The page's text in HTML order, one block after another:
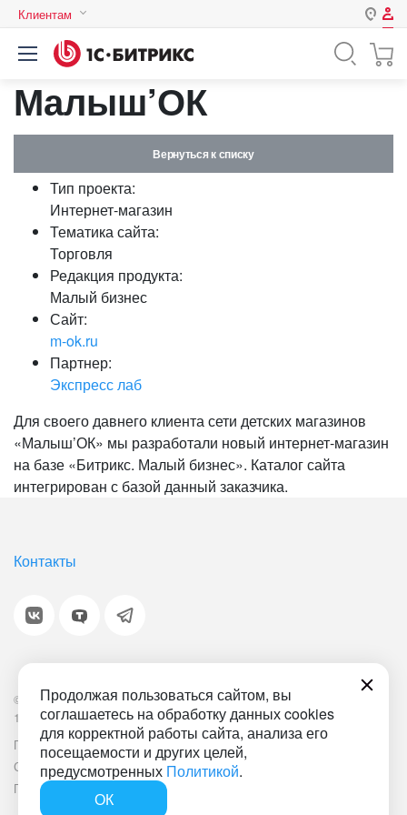
Продолжая пользоваться сайтом, вы
соглашаетесь на обработку данных cookies
для корректной работы сайта, анализа его
посещаемости и других целей,
предусмотренных Политикой.
ОК
Клиентам
Авторизация
Нет аккаунта?
Логин
Пароль
Забыли свой пароль?
Малыш’ОК
Вернуться к списку
Тип проекта:
Интернет-магазин
Тематика сайта:
Торговля
Редакция продукта:
Малый бизнес
Сайт:
m-ok.ru
Партнер:
Экспресс лаб
Для своего давнего клиента сети детских магазинов
«Малыш’ОК» мы разработали новый интернет-магазин
на базе «Битрикс. Малый бизнес». Каталог сайта
интегрирован с базой данный заказчика.
Контакты
© 2001-2026 «Битрикс», «1С-Битрикс». Работает на
1С-Битрикс: Управление сайтом.
Политика обработки персональных данных Наша ИТ-деятельность
Соглашение об использовании сайта Документ СОУТ
План мероприятий по улучшению условий труда